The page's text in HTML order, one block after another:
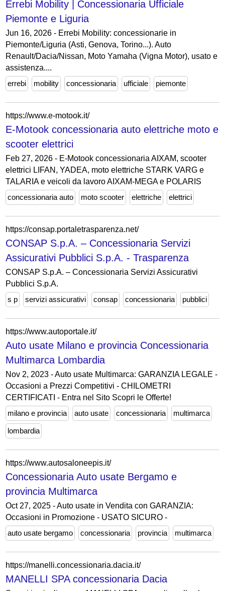
Errebi Mobility | Concessionaria Ufficiale
Piemonte e Liguria
Jun 16, 2026 - Errebi Mobility: concessionarie in
Piemonte/Liguria (Asti, Genova, Torino...). Auto
Renault/Dacia/Nissan, Moto Yamaha (Vigna Motor), usato e
assistenza....
errebi
mobility concessionaria ufficiale piemonte
https://www.e-motook.it/
E-Motook concessionaria auto elettriche moto e
scooter elettrici
Feb 27, 2026 - E-Motook concessionaria AIXAM, scooter
elettrici LIFAN, YADEA, moto elettriche STARK VARG e
TALARIA e veicoli da lavoro AIXAM-MEGA e POLARIS
concessionaria auto
moto scooter elettriche elettrici
https://consap.portaletrasparenza.net/
CONSAP S.p.A. – Concessionaria Servizi
Assicurativi Pubblici S.p.A. - Trasparenza
CONSAP S.p.A. – Concessionaria Servizi Assicurativi
Pubblici S.p.A.
s p
servizi assicurativi consap concessionaria pubblici
https://www.autoportale.it/
Auto usate Milano e provincia Concessionaria
Multimarca Lombardia
Nov 2, 2023 - Auto usate Multimarca: GARANZIA LEGALE -
Occasioni a Prezzi Competitivi - CHILOMETRI
CERTIFICATI - Entra nel Sito Scopri le Offerte!
milano e provincia
auto usate concessionaria multimarca
lombardia
https://www.autosaloneepis.it/
Concessionaria Auto usate Bergamo e
provincia Multimarca
Oct 27, 2025 - Auto usate in Vendita con GARANZIA:
Occasioni in Promozione - USATO SICURO -
auto usate bergamo
concessionaria provincia multimarca
https://manelli.concessionaria.dacia.it/
MANELLI SPA concessionaria Dacia